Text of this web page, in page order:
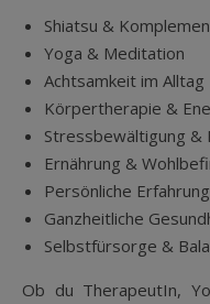
Shiatsu &
Yoga & Meditation
Achtsamkeit im Alltag
Körpertherapie &
Stressbewältigung &
Ernährung &
Persönliche
Ganzheitliche
Selbstfürsorge &
Ob du TherapeutIn,